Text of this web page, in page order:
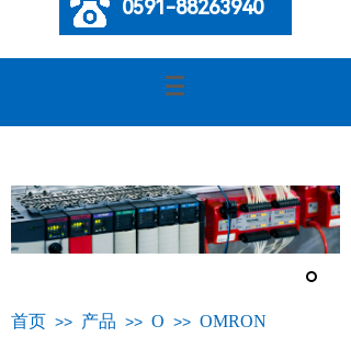
0591-88263940
首页 >> 产品 >> O >> OMRON